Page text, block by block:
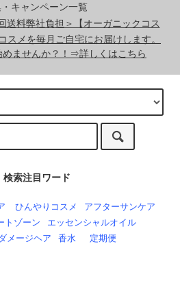
キャンペーン一覧
送料弊社負担＞【オーガニックコス
スメを毎月ご自宅にお届けします。
めませんか？！⇒詳しくはこちら
検索注目ワード
ひんやりコスメ
アフターサンケア
トゾーン
エッセンシャルオイル
メージヘア 香水 定期便